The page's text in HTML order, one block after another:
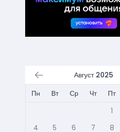
Август 2025
Пн
Вт Ср Чт Пт
1
4
5 6 7 8